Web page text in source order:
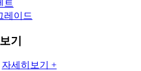
기
자세히보기 +